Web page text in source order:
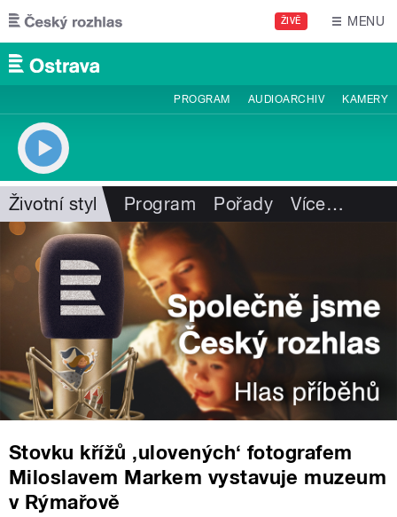
Přejít k hlavnímu obsahu
ŽIVĚ MENU
PROGRAM AUDIOARCHIV KAMERY
Životní styl Program Pořady Více…
Stovku křížů ‚ulovených‘ fotografem
Miloslavem Markem vystavuje muzeum
v Rýmařově